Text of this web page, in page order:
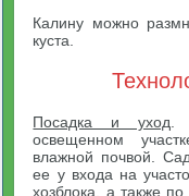
Калину можно
куста.
Посадка и уход .
освещенном
влажной почвой.
ее у входа на
хозблока, а также по